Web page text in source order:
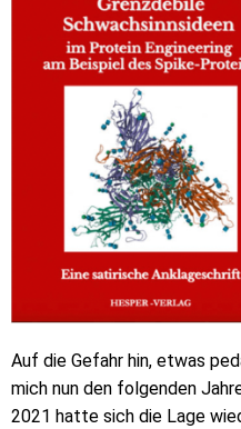
Auf die Gefahr hin, etwas
mich nun den folgenden
2021 hatte sich die Lage